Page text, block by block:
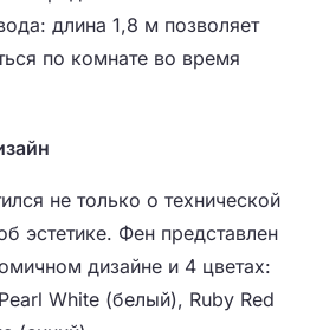
длина 1,8 м позволяет
по комнате во время
не только о технической
эстетике. Фен представлен
дизайне и 4 цветах:
White (белый), Ruby Red